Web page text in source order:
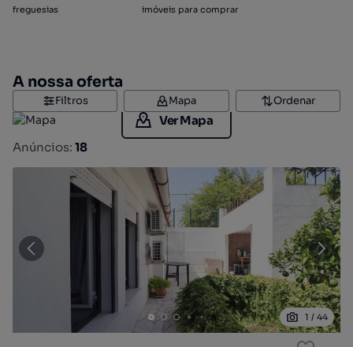
freguesias imóveis para comprar
A nossa oferta
Filtros Mapa Ordenar
Ver Mapa
Anúncios: 18
1 / 44